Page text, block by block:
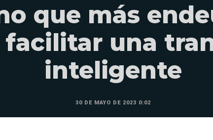
que más
facilitar una
inteligente
30 DE MAYO DE 2023 0:02